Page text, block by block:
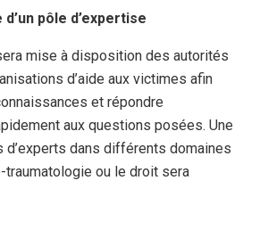
pôle d’expertise
mise à disposition des autorités
d’aide aux victimes afin
et répondre
aux questions posées. Une
d’experts dans différents domaines
traumatologie ou le droit sera